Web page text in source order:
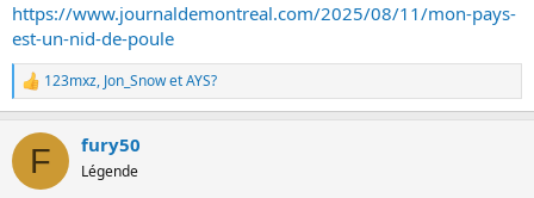
https://www.journaldemontreal.com/2025/08/11/mon-pays-
est-un-nid-de-poule
L
e
r
a
123mxz, Jon_SnowetAYS?
F fury50
Légende